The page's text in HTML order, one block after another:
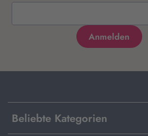
Beliebte Kategorien